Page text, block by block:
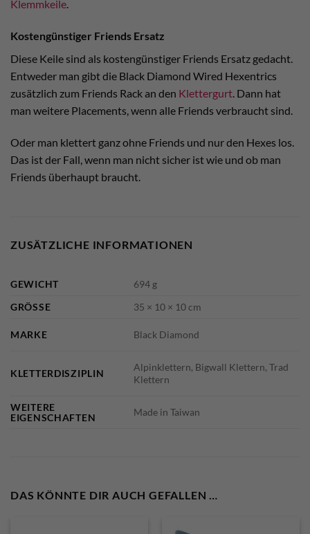
Klemmkeile.
Kostengünstiger Friends Ersatz
Diese Keile sind als kostengünstiger Friends Ersatz gedacht.
Entweder man gibt die Black Diamond Wired Hexentrics
zusätzlich zum Friends Rack an den Klettergurt. Dann hat
man weitere Placements, wenn alle Friends verbraucht sind.
Oder man klettert ganz ohne Friends und nur den Hexes los.
Das ist der Fall, wenn man nicht sicher ist wie und ob man
Friends überhaupt braucht.
ZUSÄTZLICHE INFORMATIONEN
GEWICHT
694 g
GRÖSSE
35 × 10 × 10 cm
MARKE Black Diamond
KLETTERDISZIPLIN
Alpinklettern, Bigwall Klettern, Trad
Klettern
WEITERE
EIGENSCHAFTEN
Made in Taiwan
DAS KÖNNTE DIR AUCH GEFALLEN …